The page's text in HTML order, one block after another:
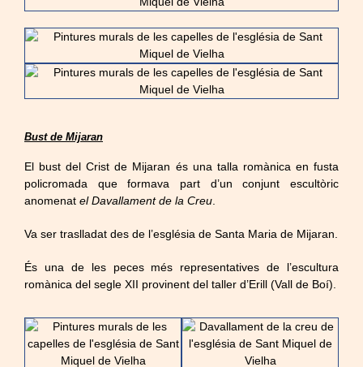
Bust de Mijaran
El bust del Crist de Mijaran és una talla romànica en fusta
policromada que formava part d’un conjunt escultòric
anomenat el Davallament de la Creu.
Va ser traslladat des de l’església de Santa Maria de Mijaran.
És una de les peces més representatives de l’escultura
romànica del segle XII provinent del taller d’Erill (Vall de Boí).